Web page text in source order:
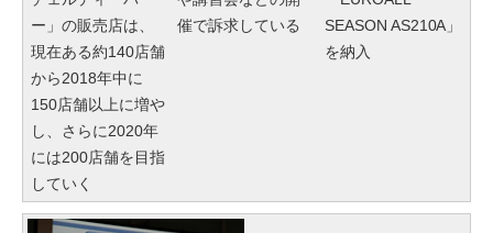
ー」の販売店は、
現在ある約140店舗
から2018年中に
150店舗以上に増や
し、さらに2020年
には200店舗を目指
していく
催で訴求している
SEASON AS210A」
を納入